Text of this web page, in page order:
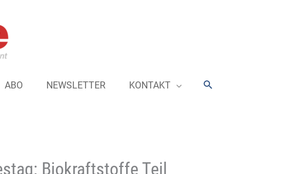
ABO NEWSLETTER KONTAKT Suchen
Biokraftstoffe Teil